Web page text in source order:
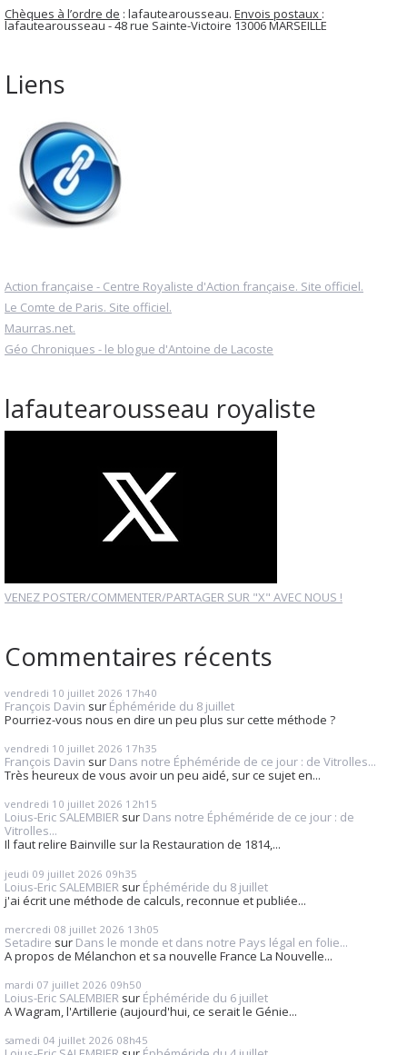
Chèques à l’ordre de : lafautearousseau. Envois postaux :
lafautearousseau - 48 rue Sainte-Victoire 13006 MARSEILLE
Liens
Action française - Centre Royaliste d'Action française. Site officiel.
Le Comte de Paris. Site officiel.
Maurras.net.
Géo Chroniques - le blogue d'Antoine de Lacoste
lafautearousseau royaliste
VENEZ POSTER/COMMENTER/PARTAGER SUR "X" AVEC NOUS !
Commentaires récents
vendredi 10 juillet 2026 17h40
François Davin sur Éphéméride du 8 juillet
Pourriez-vous nous en dire un peu plus sur cette méthode ?
vendredi 10 juillet 2026 17h35
François Davin sur Dans notre Éphéméride de ce jour : de Vitrolles...
Très heureux de vous avoir un peu aidé, sur ce sujet en...
vendredi 10 juillet 2026 12h15
Loius-Eric SALEMBIER sur Dans notre Éphéméride de ce jour : de
Vitrolles...
Il faut relire Bainville sur la Restauration de 1814,...
jeudi 09 juillet 2026 09h35
Loius-Eric SALEMBIER sur Éphéméride du 8 juillet
j'ai écrit une méthode de calculs, reconnue et publiée...
mercredi 08 juillet 2026 13h05
Setadire sur Dans le monde et dans notre Pays légal en folie...
A propos de Mélanchon et sa nouvelle France La Nouvelle...
mardi 07 juillet 2026 09h50
Loius-Eric SALEMBIER sur Éphéméride du 6 juillet
A Wagram, l'Artillerie (aujourd'hui, ce serait le Génie...
samedi 04 juillet 2026 08h45